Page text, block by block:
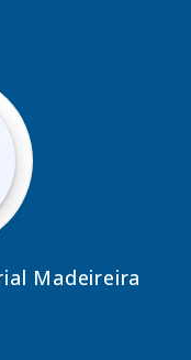
Madeireira